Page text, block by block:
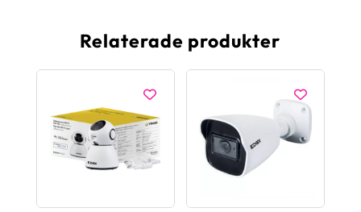
Relaterade produkter